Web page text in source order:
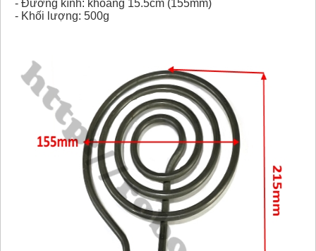
- Đường kính: khoảng 15.5cm (155mm)
- Khối lượng: 500g